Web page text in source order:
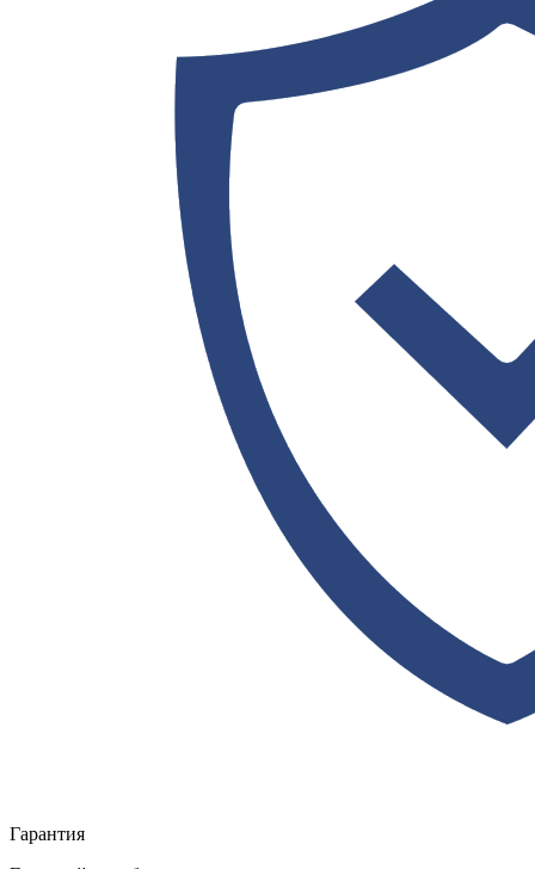
Гарантия